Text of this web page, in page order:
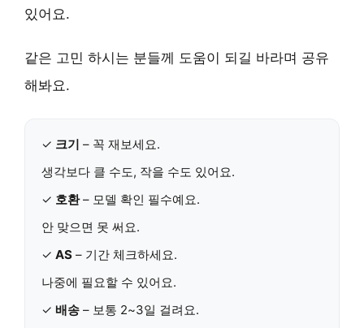
있어요.
같은 고민 하시는 분들께 도움이 되길 바라며 공유
해봐요.
✓ 크기 – 꼭 재보세요.
생각보다 클 수도, 작을 수도 있어요.
✓ 호환– 모델 확인 필수예요.
안 맞으면 못 써요.
✓ AS – 기간 체크하세요.
나중에 필요할 수 있어요.
✓ 배송 – 보통 2~3일 걸려요.